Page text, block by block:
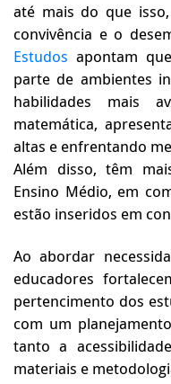
até mais do que
convivência e o
Estudos apontam
parte de ambientes
habilidades mais
matemática,
altas e enfrentando
Além disso, têm
Ensino Médio, em
estão inseridos em
Ao abordar
educadores
pertencimento dos
com um
tanto a
materiais e